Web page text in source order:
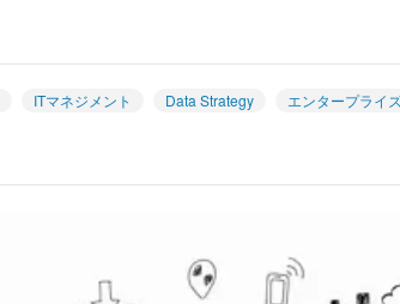
ITマネジメント Data Strategy エンタープライ